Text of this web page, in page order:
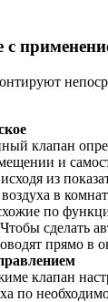
с
клапан
и
из
в
по
сделать
прямо в
клапан
по